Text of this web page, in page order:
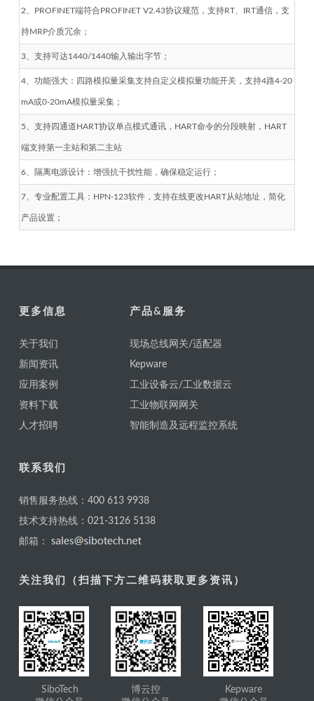
2、PROFINET端符合PROFINET V2.43协议规范，支持RT、IRT通信，支
持MRP介质冗余；
3、支持可达1440/1440输入输出字节；
4、功能强大：四路模拟量采集支持自定义模拟量功能开关，支持4路4-20
mA或0-20mA模拟量采集；
5、支持四通道HART协议单点模式通讯，HART命令的分段映射，HART
端支持第一主站和第二主站
6、隔离电源设计：增强抗干扰性能，确保稳定运行；
7、专业配置工具：HPN-123软件，支持在线更改HART从站地址，简化
产品设置；
更多信息
关于我们
新闻资讯
应用案例
资料下载
人才招聘
产品&服务
现场总线网关/适配器
Kepware
工业设备云/工业数据云
工业物联网网关
智能制造及远程监控系统
联系我们
销售服务热线：400 613 9938
技术支持热线：021-3126 5138
邮箱：
关注我们（扫描下方二维码获取更多资讯）
SiboTech
博云控
Kepware